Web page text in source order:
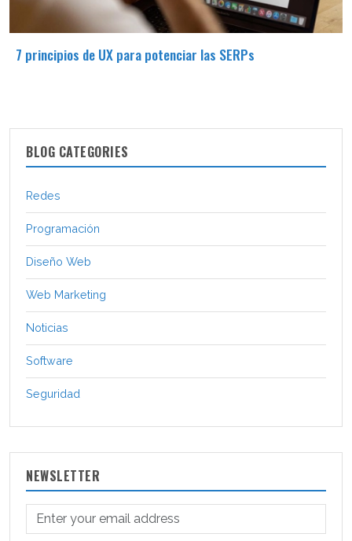
7 principios de UX para potenciar las SERPs
BLOG CATEGORIES
Redes
Programación
Diseño Web
Web Marketing
Noticias
Software
Seguridad
NEWSLETTER